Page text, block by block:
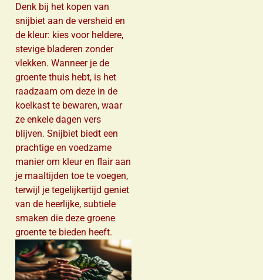
Denk bij het kopen van
snijbiet aan de versheid en
de kleur: kies voor heldere,
stevige bladeren zonder
vlekken. Wanneer je de
groente thuis hebt, is het
raadzaam om deze in de
koelkast te bewaren, waar
ze enkele dagen vers
blijven. Snijbiet biedt een
prachtige en voedzame
manier om kleur en flair aan
je maaltijden toe te voegen,
terwijl je tegelijkertijd geniet
van de heerlijke, subtiele
smaken die deze groene
groente te bieden heeft.